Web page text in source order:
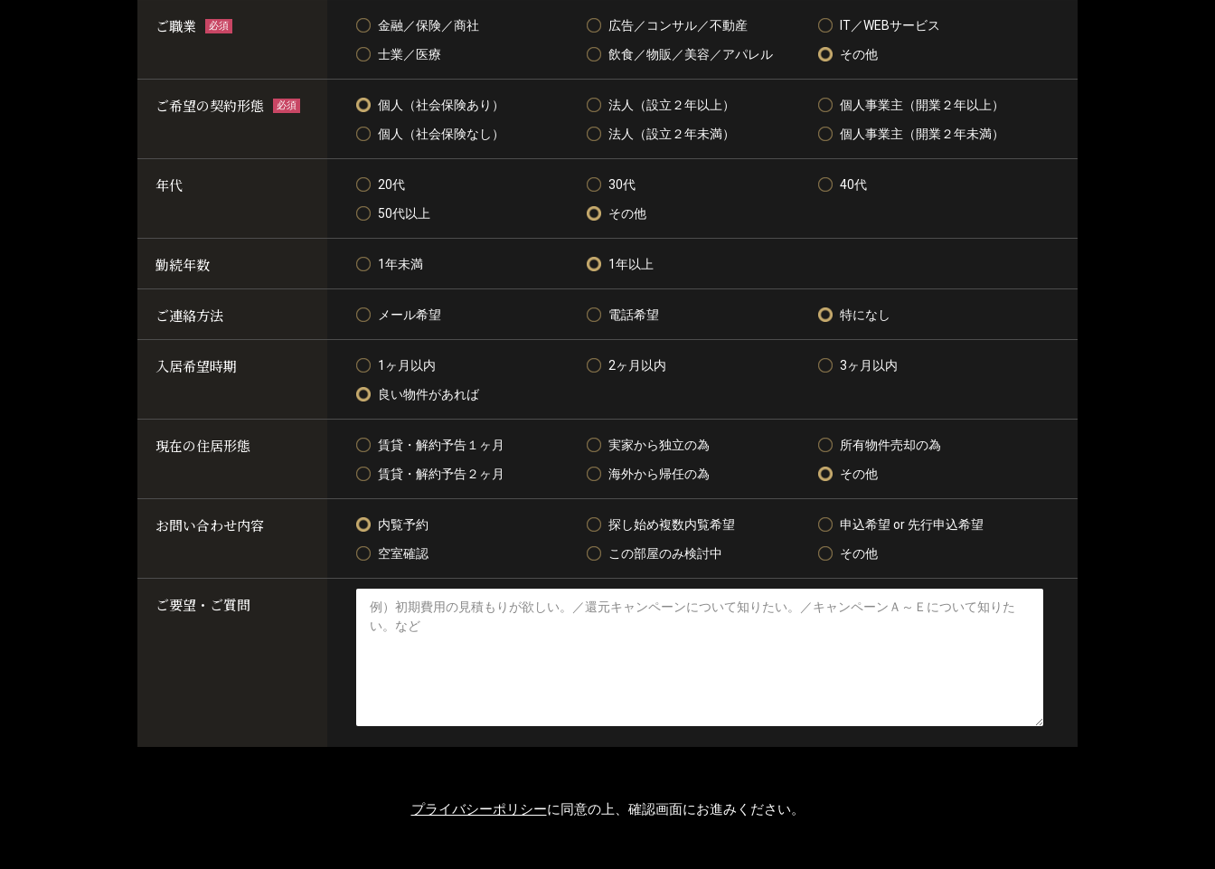
ご職業 必須 金融／保険／商社 広告／コンサル／不動産
IT／WEBサービス
士業／医療
飲食／物販／美容／アパレル その他
ご希望の契約形態 必須 個人（社会保険あり） 法人（設立２年以上）
個人事業主（開業２年以上）
個人（社会保険なし）
法人（設立２年未満） 個人事業主（開業２年未満）
年代 20代 30代
40代
50代以上
その他
勤続年数 1年未満 1年以上
ご連絡方法 メール希望 電話希望 特になし
入居希望時期 1ヶ月以内 2ヶ月以内
3ヶ月以内
良い物件があれば
現在の住居形態 賃貸・解約予告１ヶ月 実家から独立の為
所有物件売却の為
賃貸・解約予告２ヶ月
海外から帰任の為 その他
お問い合わせ内容 内覧予約 探し始め複数内覧希望
申込希望 or 先行申込希望
空室確認
この部屋のみ検討中 その他
ご要望・ご質問
プライバシーポリシーに同意の上、確認画面にお進みください。